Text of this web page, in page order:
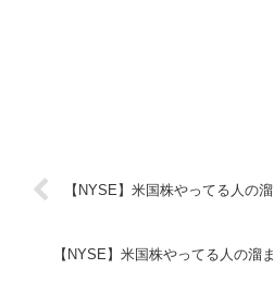
【NYSE】米国株やってる人の
【NYSE】米国株やってる人の溜